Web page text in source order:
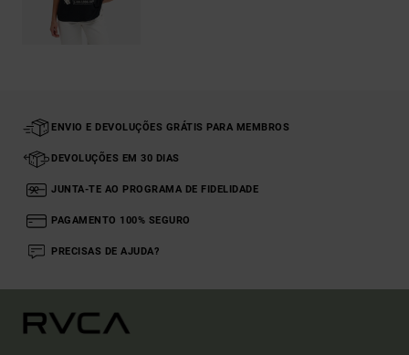
ENVIO E DEVOLUÇÕES GRÁTIS PARA MEMBROS
DEVOLUÇÕES EM 30 DIAS
JUNTA-TE AO PROGRAMA DE FIDELIDADE
PAGAMENTO 100% SEGURO
PRECISAS DE AJUDA?